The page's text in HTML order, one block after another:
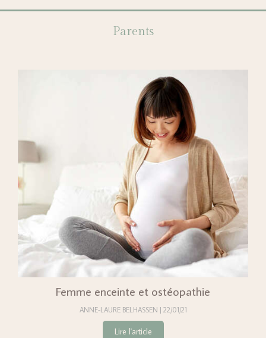
Parents
Femme enceinte et ostéopathie
ANNE-LAURE BELHASSEN 22/01/21
Lire l'article